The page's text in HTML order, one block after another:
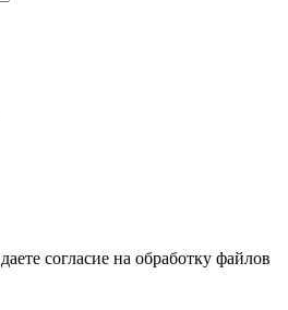
согласие на обработку файлов